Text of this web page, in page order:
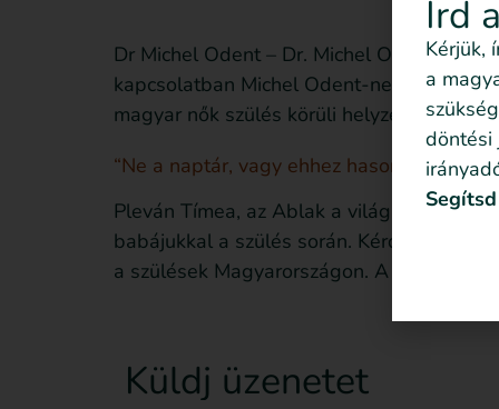
Dr Michel Odent – Dr. Michel Odent
kapcsolatban Michel Odent-nel. Az
magyar nők szülés körüli helyzetét
“Ne a naptár, vagy ehhez hasonló relatív
Pleván Tímea, az Ablak a világra
babájukkal a szülés során. Kérdőívét
a szülések Magyarországon. A hazai
Küldj üzenetet
Írd
Kérjük,
a
döntési